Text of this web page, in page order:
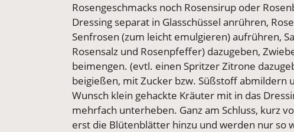
Rosengeschmacks noch Rosensirup oder
Dressing separat in Glasschüssel anrühren,
Senfrosen (zum leicht emulgieren) aufrühren,
Rosensalz und Rosenpfeffer) dazugeben,
beimengen. (evtl. einen Spritzer Zitrone
beigießen, mit Zucker bzw. Süßstoff abmildern
Wunsch klein gehackte Kräuter mit in das
mehrfach unterheben. Ganz am Schluss, kurz
erst die Blütenblätter hinzu und werden nur so